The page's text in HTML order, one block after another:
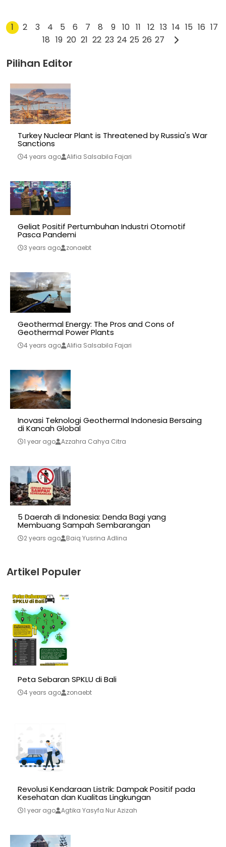
1 2 3 4 5 6 7 8 9 10 11 12 13 14 15 16 17
18 19 20 21 22 23 24 25 26 27
Pilihan Editor
Turkey Nuclear Plant is Threatened by Russia's War
Sanctions
4 years ago Alifia Salsabila Fajari
Geliat Positif Pertumbuhan Industri Otomotif
Pasca Pandemi
3 years ago zonaebt
Geothermal Energy: The Pros and Cons of
Geothermal Power Plants
4 years ago Alifia Salsabila Fajari
Inovasi Teknologi Geothermal Indonesia Bersaing
di Kancah Global
1 year ago Azzahra Cahya Citra
5 Daerah di Indonesia: Denda Bagi yang
Membuang Sampah Sembarangan
2 years ago Baiq Yusrina Adlina
Artikel Populer
Peta Sebaran SPKLU di Bali
4 years ago zonaebt
Revolusi Kendaraan Listrik: Dampak Positif pada
Kesehatan dan Kualitas Lingkungan
1 year ago Agtika Yasyfa Nur Azizah